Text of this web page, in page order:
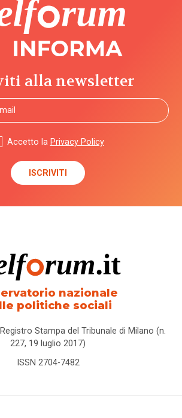
alla newsletter
Accetto la Privacy Policy
nazionale
politiche sociali
Stampa del Tribunale di Milano (n.
227, 19 luglio 2017)
ISSN 2704-7482